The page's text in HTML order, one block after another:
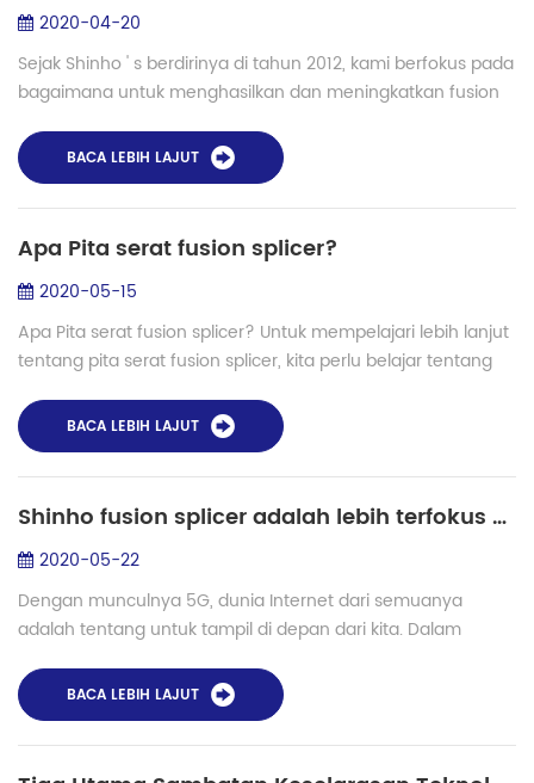
2020-04-20
Sejak Shinho ' s berdirinya di tahun 2012, kami berfokus pada
bagaimana untuk menghasilkan dan meningkatkan fusion
dan kami memiliki team ...
BACA LEBIH LAJUT
Apa Pita serat fusion splicer?
2020-05-15
Apa Pita serat fusion splicer? Untuk mempelajari lebih lanjut
tentang pita serat fusion splicer, kita perlu belajar tentang
manufaktur ser...
BACA LEBIH LAJUT
Shinho fusion splicer adalah lebih terfokus pada pasar global di era 5G
2020-05-22
Dengan munculnya 5G, dunia Internet dari semuanya
adalah tentang untuk tampil di depan dari kita. Dalam
butuhkan yang akan diterapkan unt...
BACA LEBIH LAJUT